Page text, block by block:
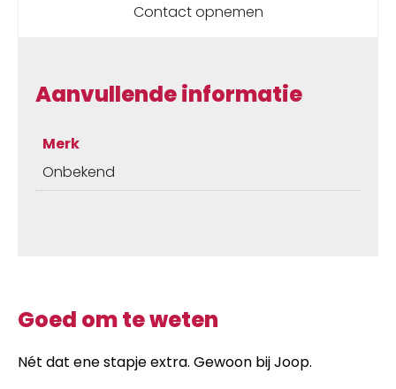
Contact opnemen
Aanvullende informatie
Merk
Onbekend
Goed om te weten
Nét dat ene stapje extra. Gewoon bij Joop.